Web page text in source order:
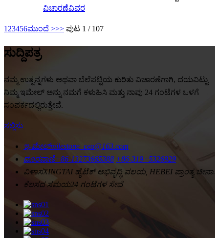
ವಿಚಾರಣೆವಿವರ
1 23456ಮುಂದೆ >>> ಪುಟ 1 / 107
ಸುದ್ದಿಪತ್ರ
ನಮ್ಮ ಉತ್ಪನ್ನಗಳು ಅಥವಾ ಬೆಲೆಪಟ್ಟಿಯ ಕುರಿತು ವಿಚಾರಣೆಗಾಗಿ, ದಯವಿಟ್ಟು
ನಿಮ್ಮ ಇಮೇಲ್ ಅನ್ನು ನಮಗೆ ಕಳುಹಿಸಿ ಮತ್ತು ನಾವು 24 ಗಂಟೆಗಳ ಒಳಗೆ
ಸಂಪರ್ಕದಲ್ಲಿರುತ್ತೇವೆ.
ಸಲ್ಲಿಸು
ಇ-ಮೇಲ್milestone_ceo@163.com
ದೂರವಾಣಿ+86-13273665388 +86-319+5326929
ವಿಳಾಸXINGTAI ಹೈಟೆಕ್ ಅಭಿವೃದ್ಧಿ ವಲಯ, HEBEI ಪ್ರಾಂತ್ಯ ಚೀನಾ.
ಕೆಲಸದ ಸಮಯ24 ಗಂಟೆಗಳ ಸೇವೆ